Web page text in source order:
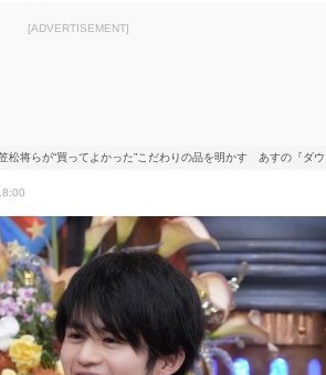
[ADVERTISEMENT]
松将らが“買ってよかった”こだわりの品を明かす あすの『ダ